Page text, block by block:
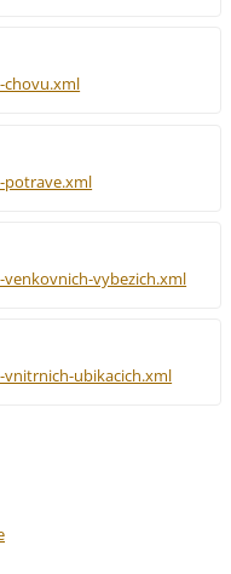
chovu.xml
potrave.xml
vybezich.xml
ubikacich.xml